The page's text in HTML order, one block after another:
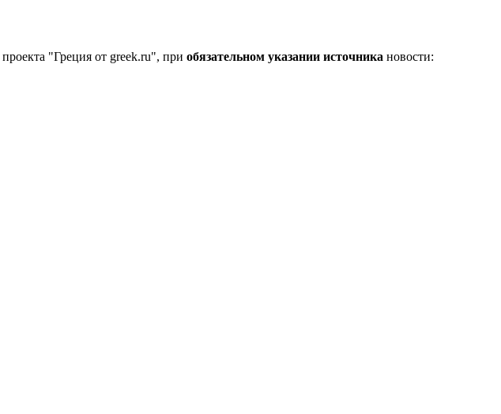
проекта "Греция от greek.ru", при обязательном указании источника новости: